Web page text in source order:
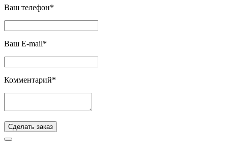
Ваш телефон*
Ваш E-mail*
Комментарий*
Сделать заказ